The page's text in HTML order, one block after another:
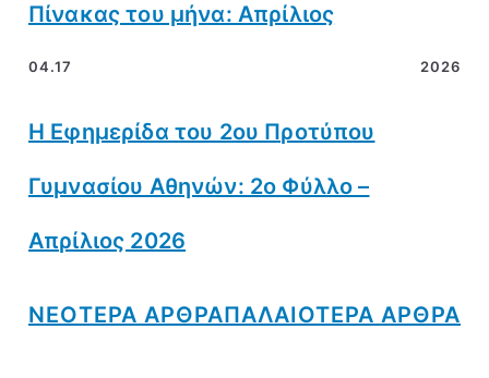
Πίνακας του μήνα: Απρίλιος
04.17 2026
Η Εφημερίδα του 2ου Προτύπου
Γυμνασίου Αθηνών: 2ο Φύλλο –
Απρίλιος 2026
ΝΕOΤΕΡΑ ΑΡΘΡΑΠΑΛΑΙΟΤΕΡΑ ΑΡΘΡΑ